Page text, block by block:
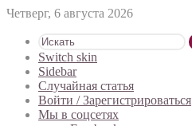
Четверг, 6 августа 2026
Switch skin
Sidebar
Случайная статья
Войти / Зарегистрироваться
Мы в соцсетях